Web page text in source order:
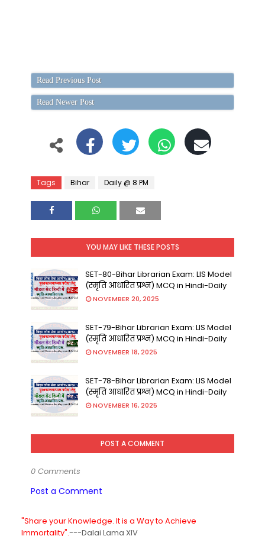
Read Previous Post
Read Newer Post
Tags Bihar Daily @ 8 PM
YOU MAY LIKE THESE POSTS
SET-80-Bihar Librarian Exam: LIS Model
(स्मृति आधारित प्रश्न) MCQ in Hindi-Daily
NOVEMBER 20, 2025
SET-79-Bihar Librarian Exam: LIS Model
(स्मृति आधारित प्रश्न) MCQ in Hindi-Daily
NOVEMBER 18, 2025
SET-78-Bihar Librarian Exam: LIS Model
(स्मृति आधारित प्रश्न) MCQ in Hindi-Daily
NOVEMBER 16, 2025
POST A COMMENT
0 Comments
Post a Comment
"Share your Knowledge. It is a Way to Achieve
Immortality".---Dalai Lama XIV